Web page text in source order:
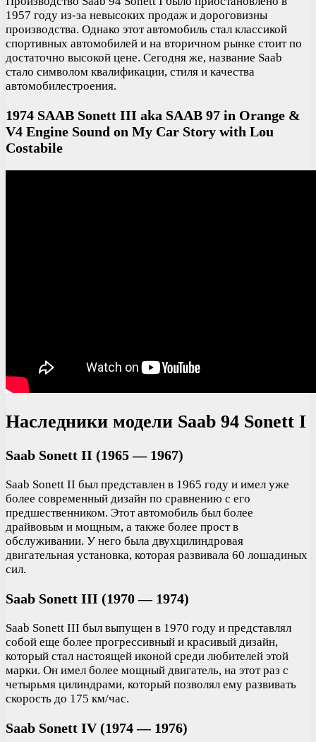
1957 году из-за невысоких продаж и дороговизны
производства. Однако этот автомобиль стал классикой
спортивных автомобилей и на вторичном рынке стоит по
достаточно высокой цене. Сегодня же, название Saab
стало символом квалификации, стиля и качества
автомобилестроения.
1974 SAAB Sonett III aka SAAB 97 in Orange &
V4 Engine Sound on My Car Story with Lou
Costabile
Наследники модели Saab 94 Sonett I
Saab Sonett II (1965 — 1967)
Saab Sonett II был представлен в 1965 году и имел уже
более современный дизайн по сравнению с его
предшественником. Этот автомобиль был более
драйвовым и мощным, а также более прост в
обслуживании. У него была двухцилиндровая
двигательная установка, которая развивала 60 лошадиных
сил.
Saab Sonett III (1970 — 1974)
Saab Sonett III был выпущен в 1970 году и представлял
собой еще более прогрессивный и красивый дизайн,
который стал настоящей иконой среди любителей этой
марки. Он имел более мощный двигатель, на этот раз с
четырьмя цилиндрами, который позволял ему развивать
скорость до 175 км/час.
Saab Sonett IV (1974 — 1976)